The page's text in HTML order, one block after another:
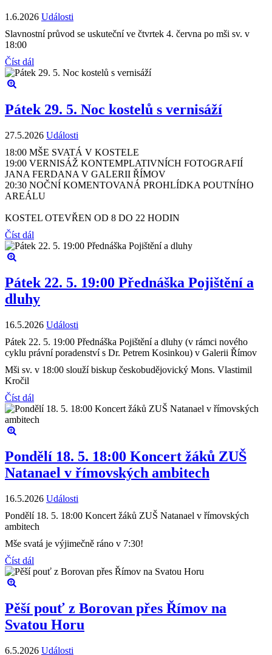
1.6.2026 Události
Slavnostní průvod se uskuteční ve čtvrtek 4. června po mši sv. v
18:00
Číst dál
Pátek 29. 5. Noc kostelů s vernisáží
27.5.2026 Události
18:00 MŠE SVATÁ V KOSTELE
19:00 VERNISÁŽ KONTEMPLATIVNÍCH FOTOGRAFIÍ
JANA FERDANA V GALERII ŘÍMOV
20:30 NOČNÍ KOMENTOVANÁ PROHLÍDKA POUTNÍHO
AREÁLU
KOSTEL OTEVŘEN OD 8 DO 22 HODIN
Číst dál
Pátek 22. 5. 19:00 Přednáška Pojištění a
dluhy
16.5.2026 Události
Pátek 22. 5. 19:00 Přednáška Pojištění a dluhy (v rámci nového
cyklu právní poradenství s Dr. Petrem Kosinkou) v Galerii Římov
Mši sv. v 18:00 slouží biskup českobudějovický Mons. Vlastimil
Kročil
Číst dál
Pondělí 18. 5. 18:00 Koncert žáků ZUŠ
Natanael v římovských ambitech
16.5.2026 Události
Pondělí 18. 5. 18:00 Koncert žáků ZUŠ Natanael v římovských
ambitech
Mše svatá je výjimečně ráno v 7:30!
Číst dál
Pěší pouť z Borovan přes Římov na
Svatou Horu
6.5.2026 Události